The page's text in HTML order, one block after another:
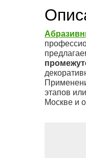
этапов
Москве и